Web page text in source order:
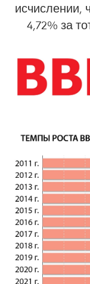
исчислении,
4,72% за